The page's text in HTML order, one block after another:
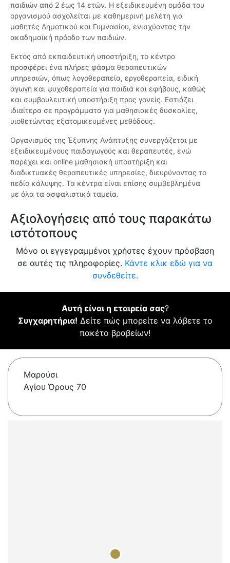
παιδιών από 2 έως 14 ετών. Η εξειδικευμένη ομάδα του
οργανισμού ασχολείται με καθημερινή μελέτη για
μαθητές Δημοτικού και Γυμνασίου, ενισχύοντας την
ακαδημαϊκή πρόοδο των παιδιών.
Εκτός από εκπαιδευτική υποστήριξη, το κέντρο
προσφέρει ένα πλήρες φάσμα θεραπευτικών
υπηρεσιών, όπως λογοθεραπεία, εργοθεραπεία, ειδική
αγωγή και ψυχοθεραπεία για παιδιά και εφήβους, καθώς
και συμβουλευτική υποστήριξη προς γονείς. Εστιάζει
ιδιαίτερα σε προγράμματα για μαθησιακές δυσκολίες,
υιοθετώντας εξατομικευμένες μεθόδους.
Οργανισμός της Έξυπνης Ανάπτυξης συνεργάζεται με
εξειδικευμένους παιδαγωγούς και θεραπευτές, ενώ
παρέχει και online μαθησιακή υποστήριξη και
διαδικτυακές θεραπευτικές υπηρεσίες, διευρύνοντας το
πεδίο κάλυψης. Τα κέντρα είναι επίσης συμβεβλημένα
με όλα τα ασφαλιστικά ταμεία.
Αξιολογήσεις από τους παρακάτω
ιστότοπους
Μόνο οι εγγεγραμμένοι χρήστες έχουν πρόσβαση
σε αυτές τις πληροφορίες. Κάντε κλικ εδώ για να
συνδεθείτε.
Αυτή είναι η εταιρεία σας?
Συγχαρητήρια! Δείτε πώς μπορείτε να λάβετε το
πακέτο βραβείων!
Μαρούσι
Αγίου Όρους 70